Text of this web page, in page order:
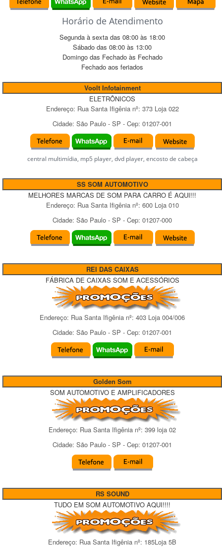
Horário de Atendimento
Segunda à sexta das 08:00 às 18:00
Sábado das 08:00 às 13:00
Domingo das Fechadoàs Fechado
Fechado aos feriados
Voolt Infotainment
ELETRÔNICOS
Endereço: Rua Santa Ifigênianº: 373 Loja 022
Cidade: São Paulo - SP - Cep: 01207-001
central multimídia, mp5 player, dvd player, encosto de cabeça
SS SOM AUTOMOTIVO
MELHORES MARCAS DE SOM PARA CARRO É AQUI!!!
Endereço: Rua Santa Ifigênianº: 600 Loja 010
Cidade: São Paulo - SP - Cep: 01207-000
REI DAS CAIXAS
FÁBRICA DE CAIXAS SOM E ACESSÓRIOS
Endereço: Rua Santa Ifigênia nº: 403 Loja 004/006
Cidade: São Paulo - SP - Cep: 01207-001
Golden Som
SOM AUTOMOTIVO E AMPLIFICADORES
Endereço: Rua Santa Ifigênia nº: 399 loja 02
Cidade: São Paulo - SP - Cep: 01207-001
RS SOUND
TUDO EM SOM AUTOMOTIVO AQUI!!!!
Endereço: Rua Santa Ifigênia nº: 185Loja 5B